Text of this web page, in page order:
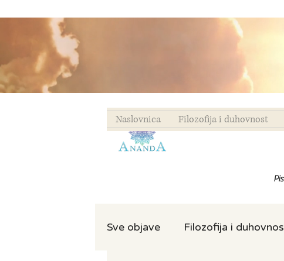
Naslovnica Filozofija i duhovnost
Sve objave Filozofija i